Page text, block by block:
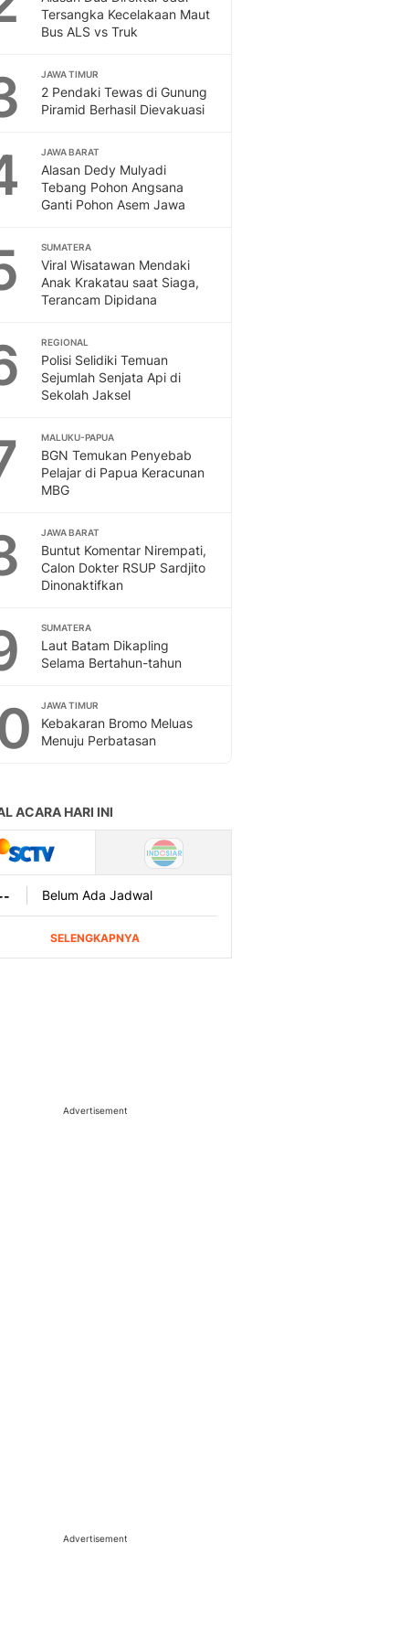
Tersangka Kecelakaan Maut
Bus ALS vs Truk
JAWA TIMUR
2 Pendaki Tewas di Gunung
Piramid Berhasil Dievakuasi
JAWA BARAT
Alasan Dedy Mulyadi
Tebang Pohon Angsana
Ganti Pohon Asem Jawa
SUMATERA
Viral Wisatawan Mendaki
Anak Krakatau saat Siaga,
Terancam Dipidana
REGIONAL
Polisi Selidiki Temuan
Sejumlah Senjata Api di
Sekolah Jaksel
MALUKU-PAPUA
BGN Temukan Penyebab
Pelajar di Papua Keracunan
MBG
JAWA BARAT
Buntut Komentar Nirempati,
Calon Dokter RSUP Sardjito
Dinonaktifkan
SUMATERA
Laut Batam Dikapling
Selama Bertahun-tahun
JAWA TIMUR
Kebakaran Bromo Meluas
Menuju Perbatasan
Advertisement
Advertisement